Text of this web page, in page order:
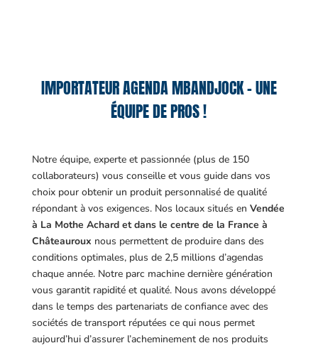
IMPORTATEUR AGENDA MBANDJOCK – UNE
ÉQUIPE DE PROS !
Notre équipe, experte et passionnée (plus de 150
collaborateurs) vous conseille et vous guide dans vos
choix pour obtenir un produit personnalisé de qualité
répondant à vos exigences. Nos locaux situés en Vendée
à La Mothe Achard et dans le centre de la France à
Châteauroux nous permettent de produire dans des
conditions optimales, plus de 2,5 millions d’agendas
chaque année. Notre parc machine dernière génération
vous garantit rapidité et qualité. Nous avons développé
dans le temps des partenariats de confiance avec des
sociétés de transport réputées ce qui nous permet
aujourd’hui d’assurer l’acheminement de nos produits